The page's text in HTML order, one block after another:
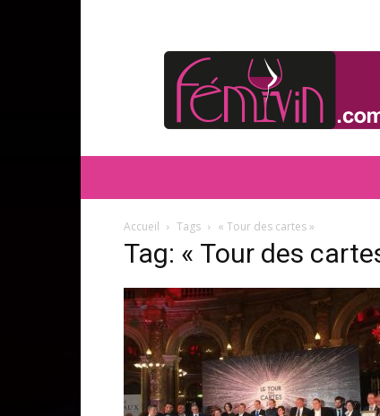
FEMIVIN
Accueil Tags « Tour des cartes »
Tag: « Tour des